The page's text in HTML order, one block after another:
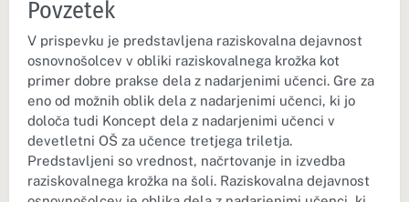
Povzetek
V prispevku je predstavljena raziskovalna dejavnost
osnovnošolcev v obliki raziskovalnega krožka kot
primer dobre prakse dela z nadarjenimi učenci. Gre za
eno od možnih oblik dela z nadarjenimi učenci, ki jo
določa tudi Koncept dela z nadarjenimi učenci v
devetletni OŠ za učence tretjega triletja.
Predstavljeni so vrednost, načrtovanje in izvedba
raziskovalnega krožka na šoli. Raziskovalna dejavnost